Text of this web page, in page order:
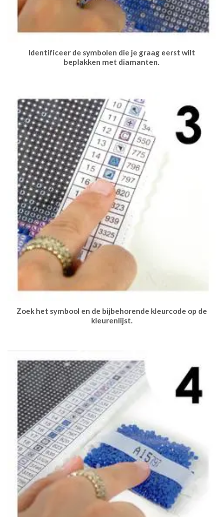
Identificeer de symbolen die je graag eerst wilt
beplakken met diamanten.
Zoek het symbool en de bijbehorende kleurcode op de
kleurenlijst.